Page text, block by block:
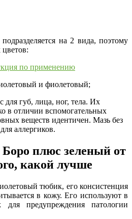
на 2 вида, поэтому
и фиолетовый;
губ, лица, ног, тела. Их
в отличии вспомогательных
веществ идентичен. Мазь без
аллергиков.
плюс зеленый от
какой лучше
тюбик, его консистенция
в кожу. Его используют в
для предупреждения патологии